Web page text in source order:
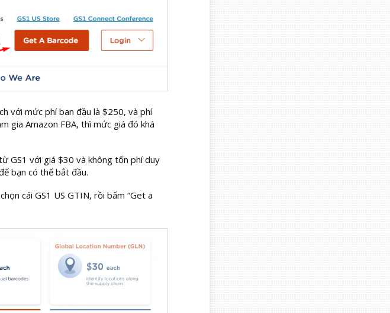
với mức phí ban đầu là $250, và phí
gia Amazon FBA, thì mức giá đó khá
GS1 với giá $30 và không tốn phí duy
bạn có thể bắt đầu.
cái GS1 US GTIN, rồi bấm “Get a